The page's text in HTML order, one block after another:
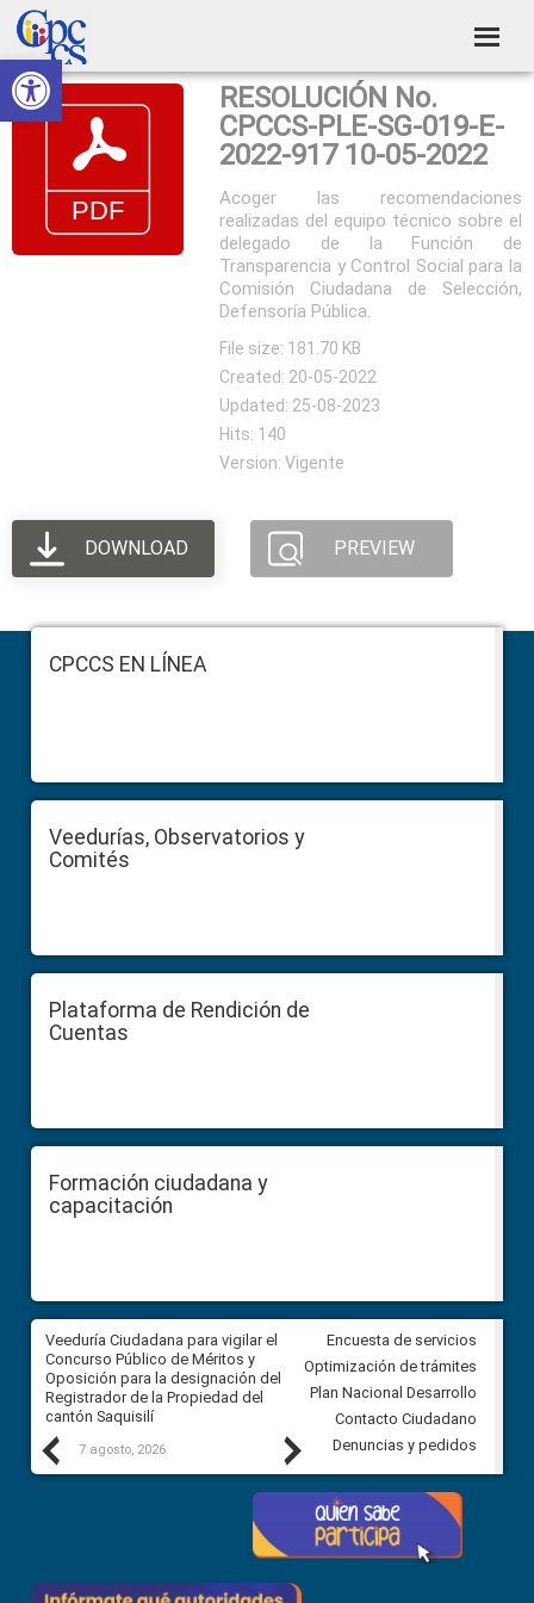
Abrir barra de herramientas
Skip
to
primary
navigation
Skip
to
main
content
Skip
to
primary
sidebar
Skip
to
footer
Consejo
de
Participación
Ciudadana
Construyendo
Poder
RESOLUCIÓN No.
CPCCS-PLE-SG-019-E-
2022-917 10-05-2022
Acoger las recomendaciones
realizadas del equipo técnico sobre el
delegado de la Función de
Transparencia y Control Social para la
Comisión Ciudadana de Selección,
Defensoría Pública.
File size: 181.70 KB
Created: 20-05-2022
Updated: 25-08-2023
Hits: 140
Version: Vigente
DOWNLOAD PREVIEW
FooterCPCCS EN LÍNEA
Veedurías, Observatorios y
Comités
Plataforma de Rendición de
Cuentas
Formación ciudadana y
capacitación
Previous
Veeduría Ciudadana para vigilar el
Concurso Público de Méritos y
Oposición para la designación del
Registrador de la Propiedad del
cantón Saquisilí
7 agosto, 2026
Veeduría Ciudadana para
construcción del asfaltado de
Ballenita del cantón Santa
7 agosto, 2026
Next
Encuesta de servicios
Optimización de trámites
Plan Nacional Desarrollo
Contacto Ciudadano
Denuncias y pedidos